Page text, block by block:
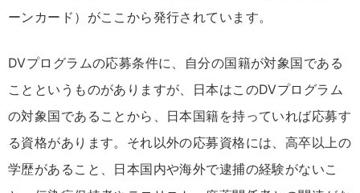
ーンカード）がここから発行されています。
DVプログラムの応募条件に、自分の国籍が対象国である
ことというものがありますが、日本はこのDVプログラム
の対象国であることから、日本国籍を持っていれば応募す
る資格があります。それ以外の応募資格には、高卒以上の
学歴があること、日本国内や海外で逮捕の経験がないこ